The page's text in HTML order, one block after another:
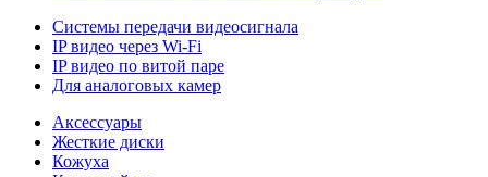
Системы передачи видеосигнала
IP видео через Wi-Fi
IP видео по витой паре
Для аналоговых камер
Аксессуары
Жесткие диски
Кожуха